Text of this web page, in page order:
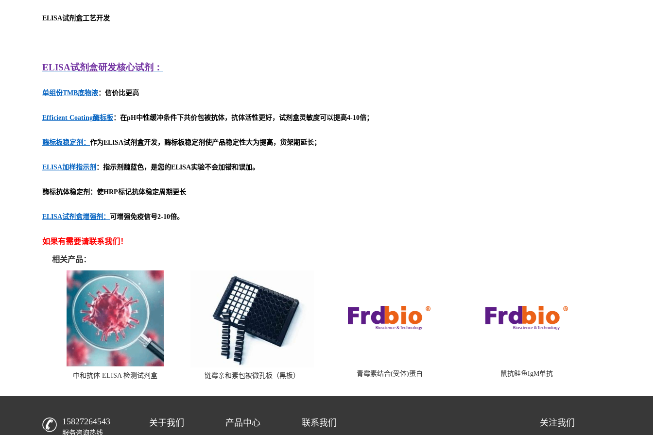
ELISA试剂盒工艺开发
ELISA试剂盒研发核心试剂：
单组份TMB底物液：信价比更高
Efficient Coating酶标板：在pH中性缓冲条件下共价包被抗体，抗体活性更好，试剂盒灵敏度可以提高4-10倍；
酶标板稳定剂： 作为ELISA试剂盒开发，酶标板稳定剂使产品稳定性大为提高，货架期延长；
ELISA加样指示剂 ：指示剂魏蓝色，是您的ELISA实验不会加错和误加。
酶标抗体稳定剂：使HRP标记抗体稳定周期更长
ELISA试剂盒增强剂： 可增强免疫信号2-10倍。
如果有需要请联系我们！
相关产品：
中和抗体 ELISA 检测试剂盒 链霉亲和素包被微孔板（黑板） 青霉素结合(受体)蛋白 鼠抗鲑鱼IgM单抗
15827264543
服务咨询热线
关于我们 产品中心 联系我们 关注我们